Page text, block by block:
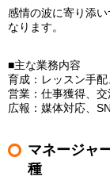
感情の波に寄り添
なります。
■主な業務内容
育成：レッスン手
営業：仕事獲得、
広報：媒体対応、
マネージャ
種